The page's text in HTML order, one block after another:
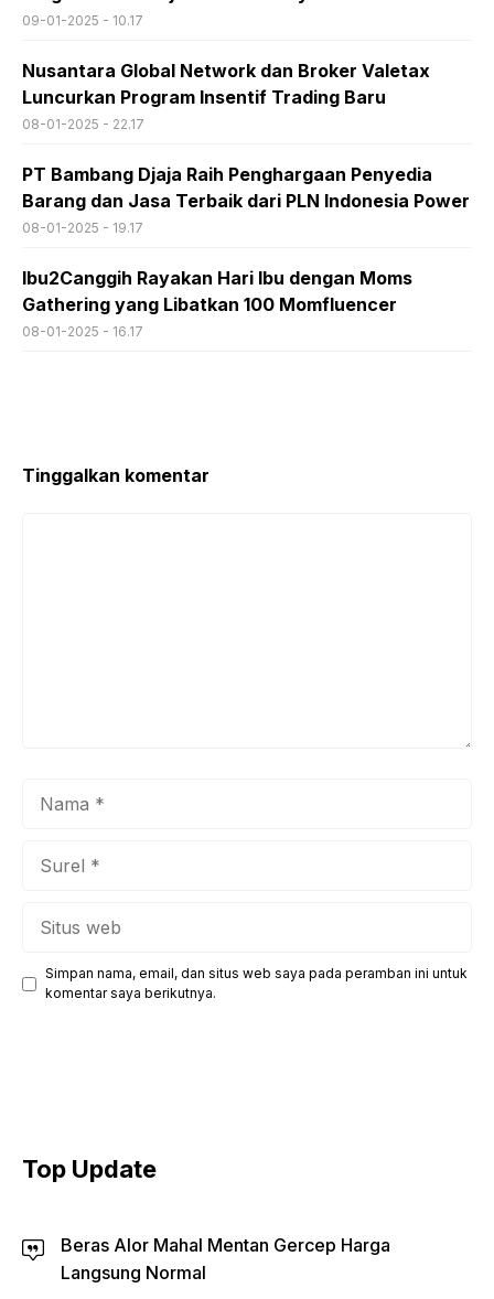
09-01-2025 - 10.17
Nusantara Global Network dan Broker Valetax
Luncurkan Program Insentif Trading Baru
08-01-2025 - 22.17
PT Bambang Djaja Raih Penghargaan Penyedia
Barang dan Jasa Terbaik dari PLN Indonesia Power
08-01-2025 - 19.17
Ibu2Canggih Rayakan Hari Ibu dengan Moms
Gathering yang Libatkan 100 Momfluencer
08-01-2025 - 16.17
Tinggalkan komentar
Simpan nama, email, dan situs web saya pada peramban ini untuk
komentar saya berikutnya.
Top Update
Beras Alor Mahal Mentan Gercep Harga
Langsung Normal